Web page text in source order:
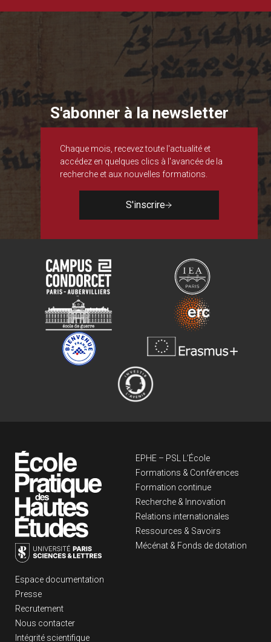
S'abonner à la newsletter
Chaque mois, recevez toute l'actualité et
accédez en quelques clics à l'avancée de la
recherche et aux nouvelles formations.
S'inscrire
Navigation
EPHE – PSL L’École
Formations & Conférences
Formation continue
Recherche & Innovation
Relations internationales
Ressources & Savoirs
Mécénat & Fonds de dotation
Liens footer
Espace documentation
Presse
Recrutement
Nous contacter
Intégrité scientifique